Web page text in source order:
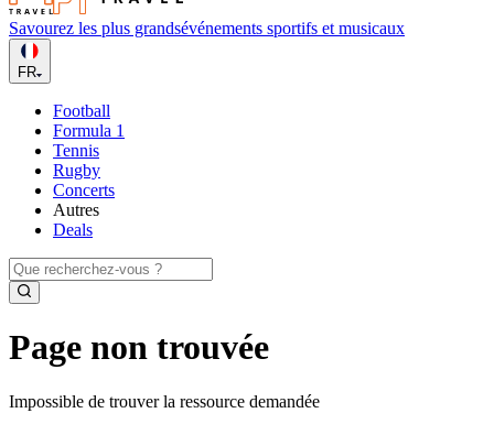
Savourez les plus grandsévénements sportifs et musicaux
FR
Football
Formula 1
Tennis
Rugby
Concerts
Autres
Deals
Page non trouvée
Impossible de trouver la ressource demandée